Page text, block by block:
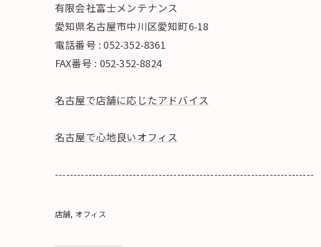
有限会社富士メンテナンス
愛知県名古屋市中川区愛知町6-18
電話番号 : 052-352-8361
FAX番号 : 052-352-8824
名古屋で店舗に応じたアドバイス
名古屋で心地良いオフィス
----------------------------------------------------------------------
店舗 オフィス